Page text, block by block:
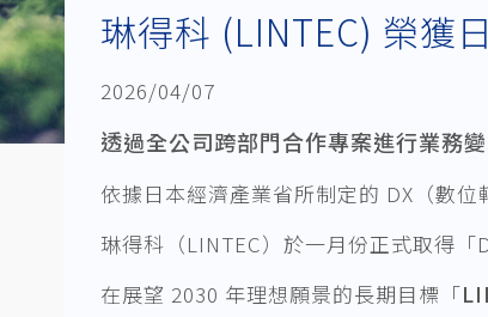
琳得科 (LINTEC) 榮獲
2026/04/07
透過全公司跨部門合作專案進行業務
依據日本經濟產業省所制定的 DX（數位
琳得科（LINTEC）於一月份正式取得「
在展望 2030 年理想願景的長期目標「